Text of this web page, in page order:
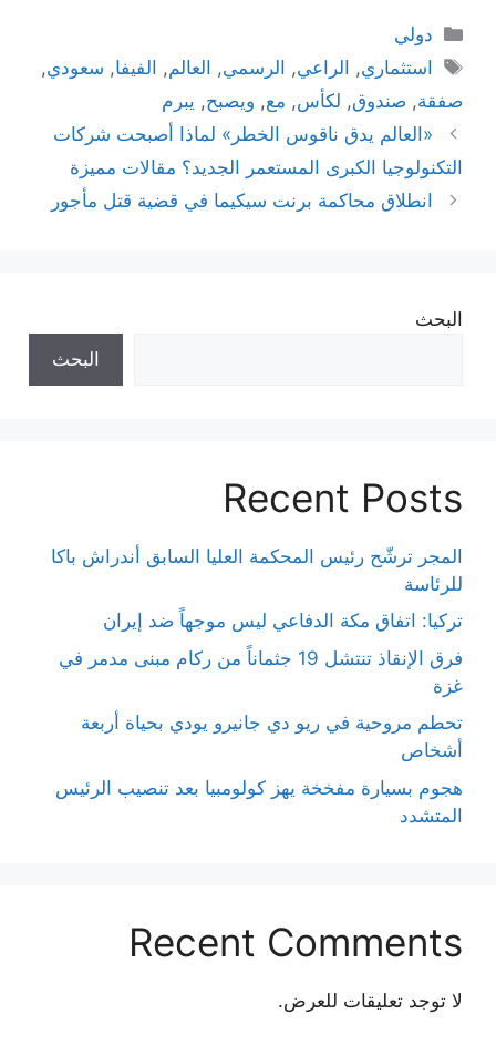
التصنيفات
دولي
الوسوم
استثماري, الراعي, الرسمي, العالم, الفيفا, سعودي,
صفقة, صندوق, لكأس, مع, ويصبح, يبرم
«العالم يدق ناقوس الخطر» لماذا أصبحت شركات
التكنولوجيا الكبرى المستعمر الجديد؟ مقالات مميزة
انطلاق محاكمة برنت سيكيما في قضية قتل مأجور
البحث
البحث
Recent Posts
المجر ترشّح رئيس المحكمة العليا السابق أندراش باكا
للرئاسة
تركيا: اتفاق مكة الدفاعي ليس موجهاً ضد إيران
فرق الإنقاذ تنتشل 19 جثماناً من ركام مبنى مدمر في
غزة
تحطم مروحية في ريو دي جانيرو يودي بحياة أربعة
أشخاص
هجوم بسيارة مفخخة يهز كولومبيا بعد تنصيب الرئيس
المتشدد
Recent Comments
لا توجد تعليقات للعرض.